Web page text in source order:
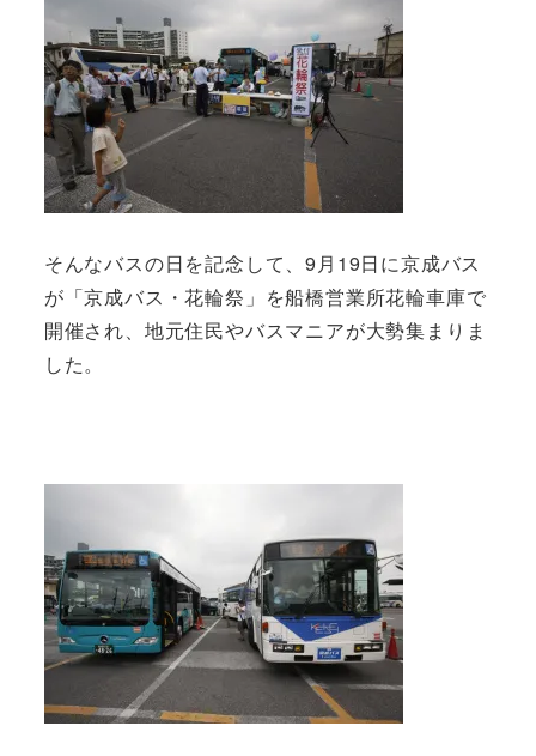
そんなバスの日を記念して、9月19日に京成バス
が「京成バス・花輪祭」を船橋営業所花輪車庫で
開催され、地元住民やバスマニアが大勢集まりま
した。